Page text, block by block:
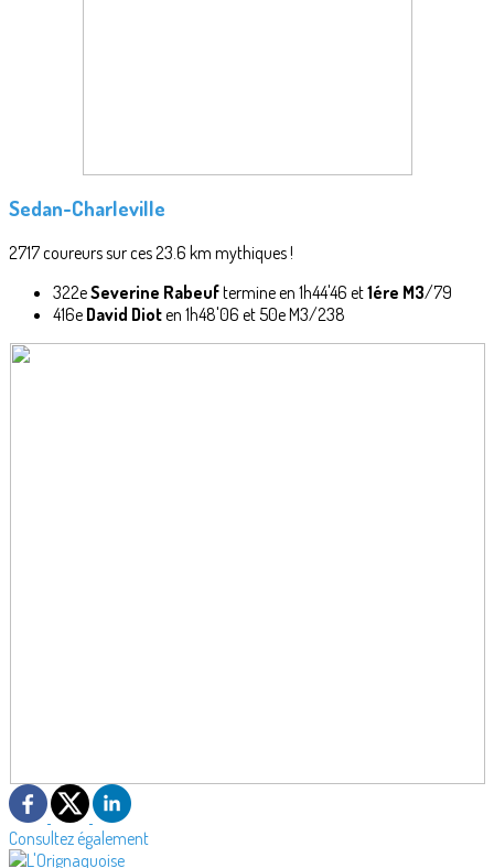
Sedan-Charleville
2717 coureurs sur ces 23.6 km mythiques !
322eSeverine Rabeuftermine en 1h44'46 et1ére M3/79
416e David Dioten 1h48'06 et 50e M3/238
Consultez également